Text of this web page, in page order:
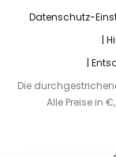
Datenschutz-
Die
Alle Preise in